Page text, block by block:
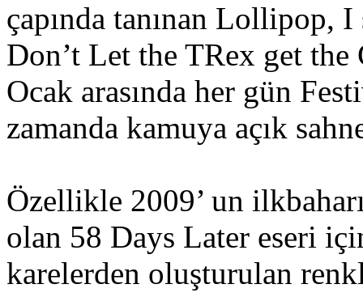
çapında tanınan Lollipop,
Don’t Let the TRex get
Ocak arasında her gün
zamanda kamuya açık
Özellikle 2009’ un
olan 58 Days Later eseri
karelerden oluşturulan